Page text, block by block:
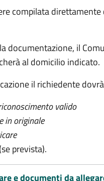
compilata
documentazione, il
al domicilio indicato.
il richiedente
valido
in originale
(se prevista).
e documenti da